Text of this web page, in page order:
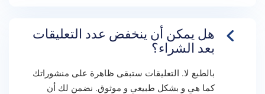
هل يمكن أن ينخفض عدد التعليقات
بعد الشراء؟
بالطبع لا. التعليقات ستبقى ظاهرة على منشوراتك
كما هي و بشكل طبيعي و موثوق. نضمن لك أن